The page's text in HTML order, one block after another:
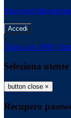
Password
-
Entra con SPID
Seleziona utente
button close ×
Recupero